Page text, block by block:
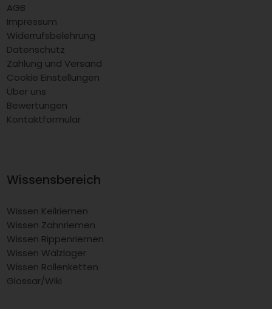
AGB
Impressum
Widerrufsbelehrung
Datenschutz
Zahlung und Versand
Cookie Einstellungen
Über uns
Bewertungen
Kontaktformular
Wissensbereich
Wissen Keilriemen
Wissen Zahnriemen
Wissen Rippenriemen
Wissen Wälzlager
Wissen Rollenketten
Glossar/Wiki